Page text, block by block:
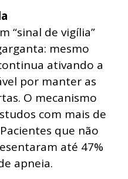
“sinal de vigília”
mesmo
ativando a
por manter as
O mecanismo
com mais de
que não
até 47%
apneia.